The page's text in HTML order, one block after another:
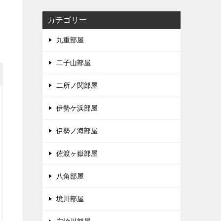
カテゴリー
九重部屋
二子山部屋
二所ノ関部屋
伊勢ケ浜部屋
伊勢ノ海部屋
佐渡ヶ嶽部屋
八角部屋
境川部屋